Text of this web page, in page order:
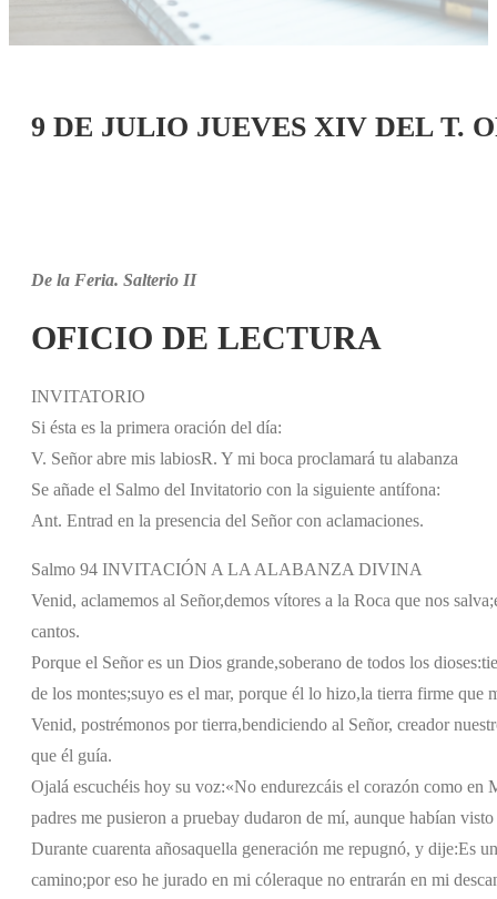
9 DE JULIO JUEVES XIV DEL T.
De la Feria. Salterio II
OFICIO DE LECTURA
INVITATORIO
Si ésta es la primera oración del día:
V. Señor abre mis labiosR. Y mi boca proclamará tu alabanza
Se añade el Salmo del Invitatorio con la siguiente antífona:
Ant. Entrad en la presencia del Señor con aclamaciones.
Salmo 94 INVITACIÓN A LA ALABANZA DIVINA
Venid, aclamemos al Señor,demos vítores a la Roca que nos salva;
cantos.
Porque el Señor es un Dios grande,soberano de todos los dioses:
de los montes;suyo es el mar, porque él lo hizo,la tierra firme que
Venid, postrémonos por tierra,bendiciendo al Señor, creador
que él guía.
Ojalá escuchéis hoy su voz:«No endurezcáis el corazón como en
padres me pusieron a pruebay dudaron de mí, aunque habían visto
Durante cuarenta añosaquella generación me repugnó, y dije:Es
camino;por eso he jurado en mi cóleraque no entrarán en mi